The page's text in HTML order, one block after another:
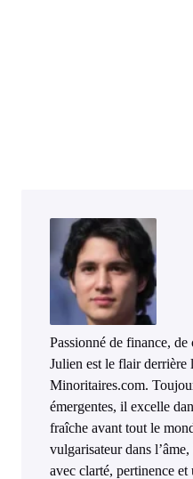
Passionné de finance, de
Julien est le flair derrière
Minoritaires.com.
émergentes, il excelle
fraîche avant tout le
vulgarisateur dans
avec clarté, pertinence et